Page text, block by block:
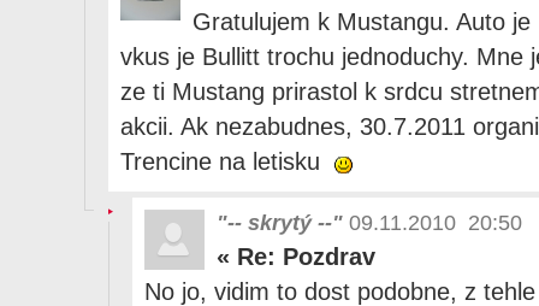
Gratulujem k Mustangu. Auto
vkus je Bullitt trochu jednoduchy. Mne
ze ti Mustang prirastol k srdcu
akcii. Ak nezabudnes, 30.7.2011
Trencine na letisku
"-- skrytý --" 09.11.2010 20:50
« Re: Pozdrav
No jo, vidim to dost podobne, z